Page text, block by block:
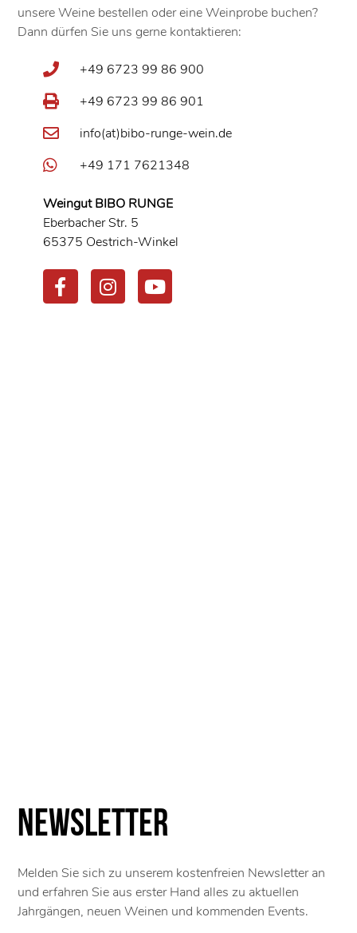
unsere Weine bestellen oder eine Weinprobe buchen?
Dann dürfen Sie uns gerne kontaktieren:
+49 6723 99 86 900
+49 6723 99 86 901
info(at)bibo-runge-wein.de
+49 171 7621348
Weingut BIBO RUNGE
Eberbacher Str. 5
65375 Oestrich-Winkel
Newsletter
Melden Sie sich zu unserem kostenfreien Newsletter an
und erfahren Sie aus erster Hand alles zu aktuellen
Jahrgängen, neuen Weinen und kommenden Events.